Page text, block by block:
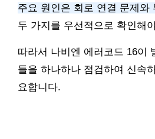
주요 원인은 회로 연결 문제와
두 가지를 우선적으로 확인해
따라서 나비엔 에러코드 16이
들을 하나하나 점검하여 신속
요합니다.